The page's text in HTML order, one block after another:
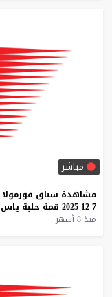
مباشر
مشاهدة سباق فورمولا
7-12-2025
قمة حلبة ياس
منذ 8 أشهر